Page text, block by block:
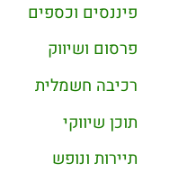
פיננסים וכספים
פרסום ושיווק
רכיבה חשמלית
תוכן שיווקי
תיירות ונופש